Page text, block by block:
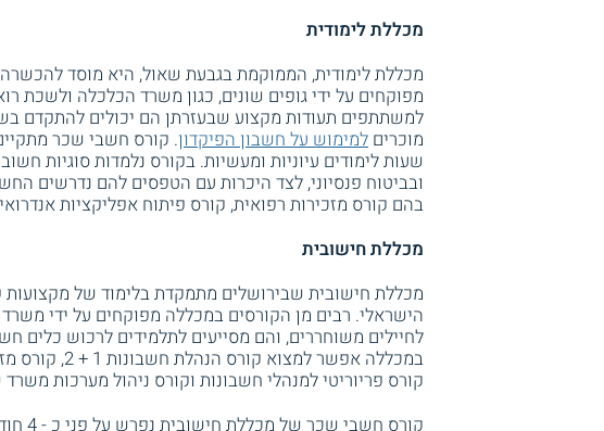
מכללת לימודית
מכללת לימודית, הממוקמת בגבעת שאול, היא מוסד
מפוקחים על ידי גופים שונים, כגון משרד הכלכלה ולשכת
למשתתפים תעודות מקצוע שבעזרתן הם יכולים להתקדם
מוכרים למימוש על חשבון הפיקדון
שעות לימודים עיוניות ומעשיות. בקורס נלמדות סוגיות
ובביטוח פנסיוני, לצד היכרות עם הטפסים להם נדרשים
בהם קורס מזכירות רפואית, קורס פיתוח אפליקציות אנדרואיד
מכללת חישובית
מכללת חישובית שבירושלים מתמקדת בלימוד של
הישראלי. רבים מן הקורסים במכללה מפוקחים על ידי
לחיילים משוחררים, והם מסייעים לתלמידים לרכוש כלים
קורס פריוריטי למנהלי חשבונות וקורס ניהול מערכות
קורס